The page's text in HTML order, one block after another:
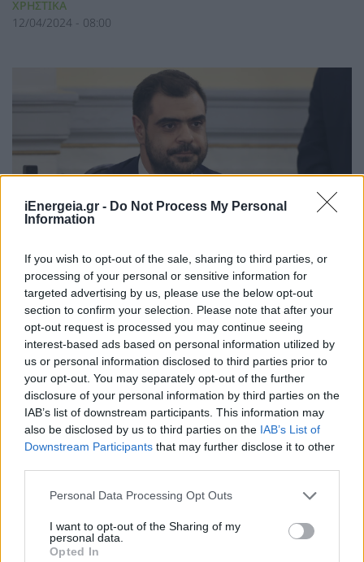
iEnergeia.gr - Do Not Process My Personal
Information
If you wish to opt-out of the sale, sharing to third parties, or
processing of your personal or sensitive information for
targeted advertising by us, please use the below opt-out
section to confirm your selection. Please note that after your
opt-out request is processed you may continue seeing
interest-based ads based on personal information utilized by
us or personal information disclosed to third parties prior to
your opt-out. You may separately opt-out of the further
disclosure of your personal information by third parties on the
IAB’s list of downstream participants. This information may
also be disclosed by us to third parties on the IAB’s List of
Downstream Participants that may further disclose it to other
Personal Data Processing Opt Outs
I want to opt-out of the Sharing of my
personal data.
Opted In
ΧΡΗΣΤΙΚΑ
12/04/2024 - 08:00
Π. Μαρινάκης: Στήριξη σε 730.000
νοικοκυριά με περισσότερα από 8,6
εκατ. ευρώ για λογαριασμούς
ηλεκτρικού ρεύματος
ΠΟΛΙΤΙΚΗ
12/02/2024 - 13:36